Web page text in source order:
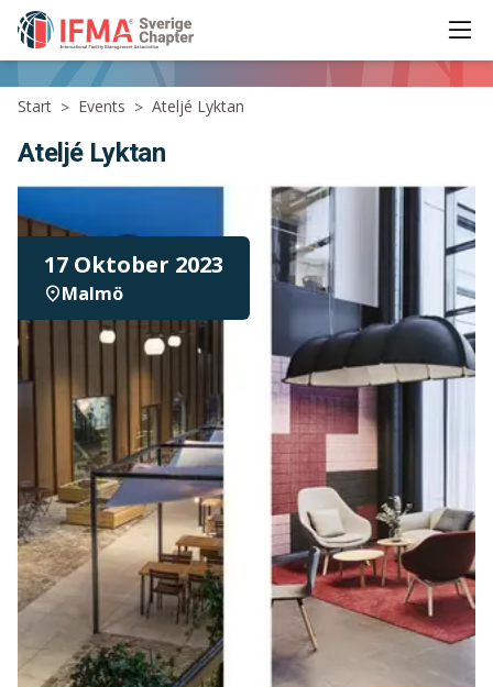
IFMA - International Facility Management Association
Start > Events > Ateljé Lyktan
Ateljé Lyktan
17 Oktober 2023
Malmö